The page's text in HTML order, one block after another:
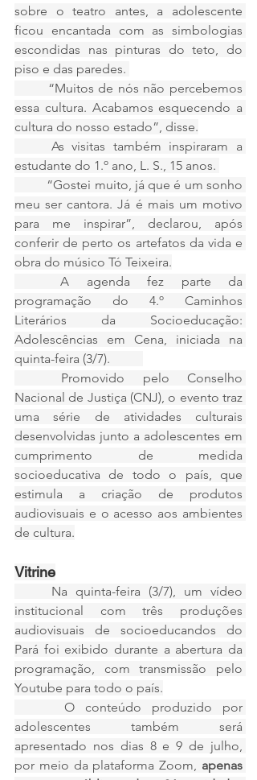
sobre o teatro antes, a adolescente
ficou encantada com as simbologias
escondidas nas pinturas do teto, do
piso e das paredes.
essa cultura. Acabamos esquecendo a
cultura do nosso estado”, disse.
estudante do 1.º ano, L. S., 15 anos.
meu ser cantora. Já é mais um motivo
para me inspirar”, declarou, após
conferir de perto os artefatos da vida e
obra do músico Tó Teixeira.
	A agenda fez parte da
programação do 4.º Caminhos
Literários da Socioeducação:
Adolescências em Cena, iniciada na
Nacional de Justiça (CNJ), o evento traz
uma série de atividades culturais
desenvolvidas junto a adolescentes em
cumprimento de medida
socioeducativa de todo o país, que
estimula a criação de produtos
audiovisuais e o acesso aos ambientes
de cultura.
Vitrine
institucional com três produções
audiovisuais de socioeducandos do
Pará foi exibido durante a abertura da
programação, com transmissão pelo
Youtube para todo o país.
adolescentes também será
apresentado nos dias 8 e 9 de julho,
por meio da plataforma Zoom, apenas